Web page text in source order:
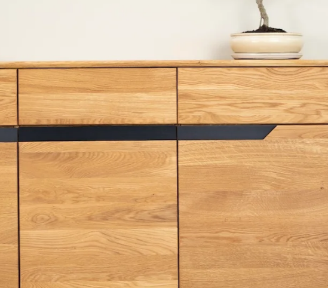
Milan NordicStory
Moritz NordicStory
Regal NordicStory
Runa NordicStory
Mozaik LoftStory
Montenegro LoftStory